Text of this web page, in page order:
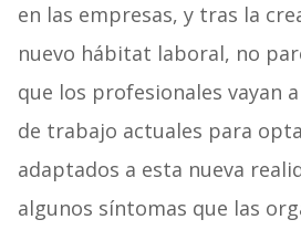
en las empresas, y tras la
nuevo hábitat laboral, no
que los profesionales vayan
de trabajo actuales para
adaptados a esta nueva
algunos síntomas que las